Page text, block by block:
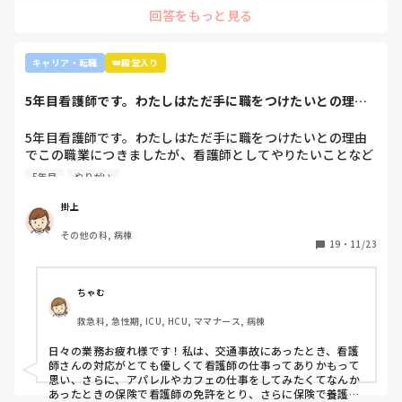
回答をもっと見る
キャリア・転職 👑殿堂入り
5年目看護師です。わたしはただ手に職をつけたいとの理由
5年目看護師です。わたしはただ手に職をつけたいとの理由
でこの職業につきましたが、看護師としてやりたいことなど
あまり考えたことがなく、ただ言われたことをやっているよ
続けてしまっています。
みなさんはどういったきっかけで看護師を目指したり、今の
科についていたりしますか？
笑
5年目 やりがい
掛上
その他の科, 病棟
19 ・ 11/23
ちゃむ
救急科, 急性期, ICU, HCU, ママナース, 病棟
日々の業務お疲れ様です！私は、交通事故にあったとき、看護
師さんの対応がとても優しくて看護師の仕事ってありかもって
思い、さらに、アパレルやカフェの仕事をしてみたくてなんか
あったときの保険で看護師の免許をとり、さらに保険で養護教